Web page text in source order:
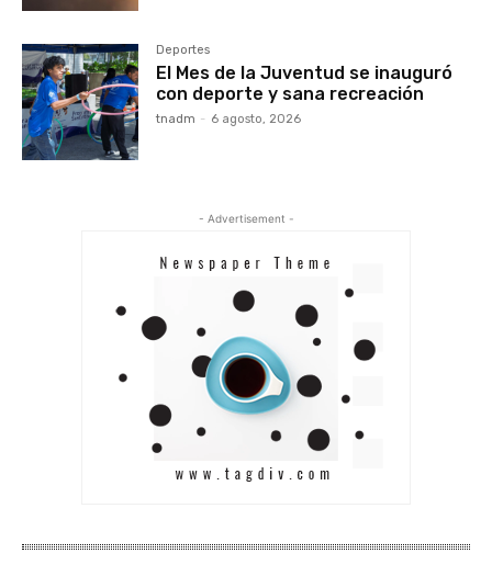
Deportes
El Mes de la Juventud se inauguró
con deporte y sana recreación
tnadm - 6 agosto, 2026
- Advertisement -